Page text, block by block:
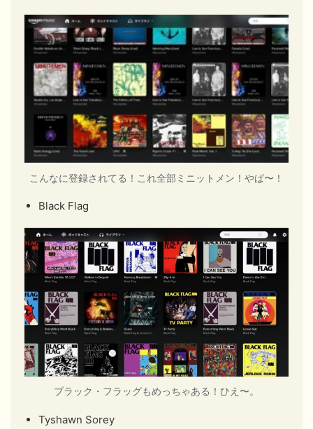
こんなに登録されてる！これ全部ミニットメン！やば〜！
Black Flag
ブラック・フラッグもめっちゃある！ひえ〜。
Tyshawn Sorey